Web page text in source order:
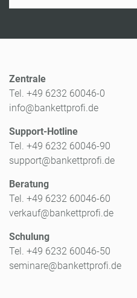
Zentrale
Tel. +49 6232 60046-0
info@bankettprofi.de
Support-Hotline
Tel. +49 6232 60046-90
support@bankettprofi.de
Beratung
Tel. +49 6232 60046-60
verkauf@bankettprofi.de
Schulung
Tel. +49 6232 60046-50
seminare@bankettprofi.de